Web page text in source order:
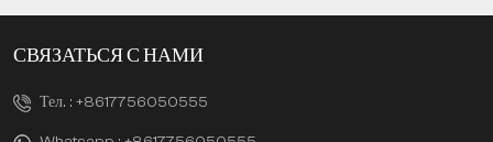
СВЯЗАТЬСЯ С НАМИ
Тел. : +8617756050555